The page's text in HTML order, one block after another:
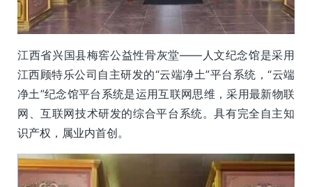
江西省兴国县梅窖公益性骨灰堂——人文纪念馆是采用
江西顾特乐公司自主研发的“云端净土”平台系统，“云端
净土”纪念馆平台系统是运用互联网思维，采用最新物联
网、互联网技术研发的综合平台系统。具有完全自主知
识产权，属业内首创。